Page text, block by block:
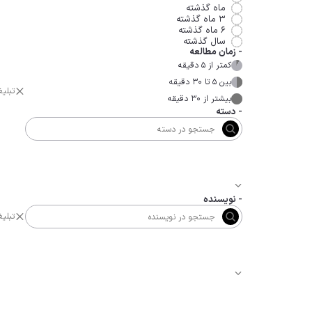
ماه گذشته
۳ ماه گذشته
۶ ماه گذشته
سال گذشته
- زمان مطالعه
کمتر از ۵ دقیقه
بین ۵ تا ۳۰ دقیقه
بیشتر از ۳۰ دقیقه
- دسته
- نویسنده